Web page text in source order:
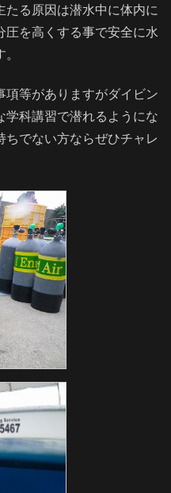
たる原因は潜水中に体内に
を高くする事で安全に水
項等がありますがダイビン
学科講習で潜れるようにな
ちでない方ならぜひチャレ